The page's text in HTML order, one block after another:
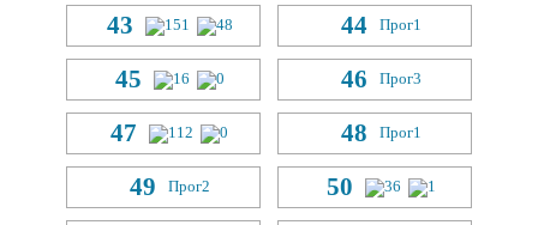
43 151 48 44 Прог1
45 16 0 46 Прог3
47 112 0 48 Прог1
49 Прог2 50 36 1